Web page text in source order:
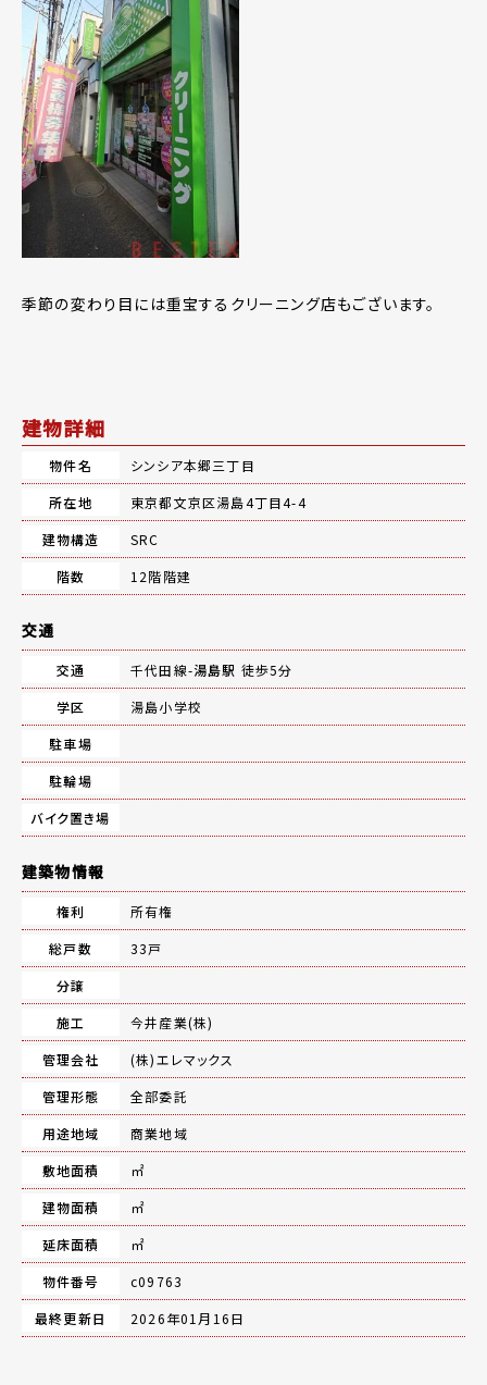
季節の変わり目には重宝するクリーニング店もございます。
建物詳細
物件名
シンシア本郷三丁目
所在地
東京都文京区湯島4丁目4-4
建物構造
SRC
階数
12階階建
交通
交通 千代田線-湯島駅 徒歩5分
学区
湯島小学校
駐車場
駐輪場
バイク置き場
建築物情報
権利
所有権
総戸数
33戸
分譲
施工
今井産業(株)
管理会社
(株)エレマックス
管理形態
全部委託
用途地域
商業地域
敷地面積
㎡
建物面積
㎡
延床面積
㎡
物件番号
c09763
最終更新日
2026年01月16日